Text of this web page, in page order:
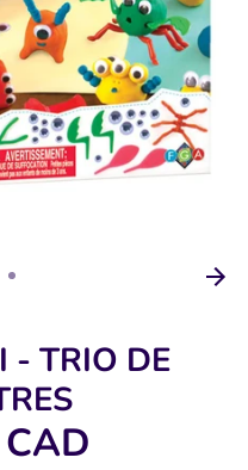
- TRIO DE